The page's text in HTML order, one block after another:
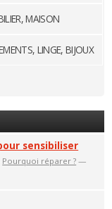
MAISON
LINGE, BIJOUX
sensibiliser
Pourquoi réparer ? —